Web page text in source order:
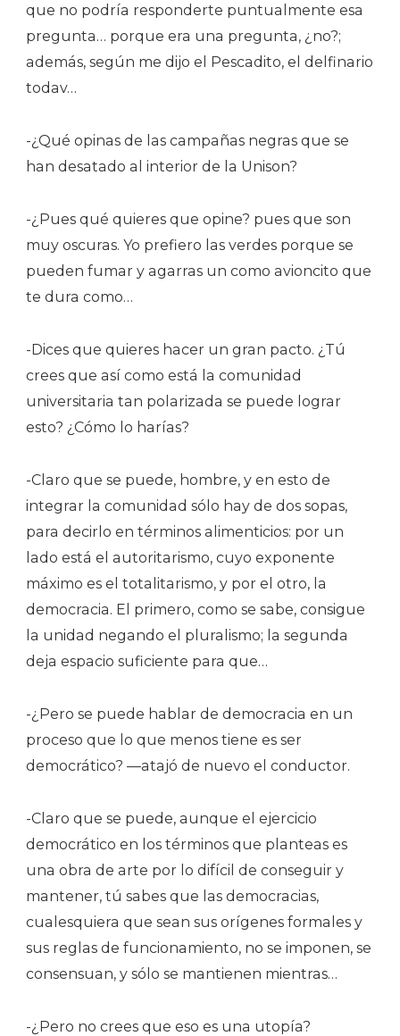
que no podría responderte puntualmente esa
pregunta… porque era una pregunta, ¿no?;
además, según me dijo el Pescadito, el delfinario
todav…
-¿Qué opinas de las campañas negras que se
han desatado al interior de la Unison?
-¿Pues qué quieres que opine? pues que son
muy oscuras. Yo prefiero las verdes porque se
pueden fumar y agarras un como avioncito que
te dura como…
-Dices que quieres hacer un gran pacto. ¿Tú
crees que así como está la comunidad
universitaria tan polarizada se puede lograr
esto? ¿Cómo lo harías?
-Claro que se puede, hombre, y en esto de
integrar la comunidad sólo hay de dos sopas,
para decirlo en términos alimenticios: por un
lado está el autoritarismo, cuyo exponente
máximo es el totalitarismo, y por el otro, la
democracia. El primero, como se sabe, consigue
la unidad negando el pluralismo; la segunda
deja espacio suficiente para que…
-¿Pero se puede hablar de democracia en un
proceso que lo que menos tiene es ser
democrático? —atajó de nuevo el conductor.
-Claro que se puede, aunque el ejercicio
democrático en los términos que planteas es
una obra de arte por lo difícil de conseguir y
mantener, tú sabes que las democracias,
cualesquiera que sean sus orígenes formales y
sus reglas de funcionamiento, no se imponen, se
consensuan, y sólo se mantienen mientras…
-¿Pero no crees que eso es una utopía?